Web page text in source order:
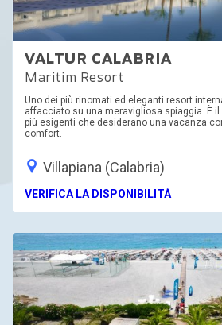
VALTUR CALABRIA
Maritim Resort
Uno dei più rinomati ed eleganti resort
affacciato su una meravigliosa spiaggia. È
più esigenti che desiderano una vacanza
comfort.
Villapiana (Calabria)
VERIFICA LA DISPONIBILITÀ